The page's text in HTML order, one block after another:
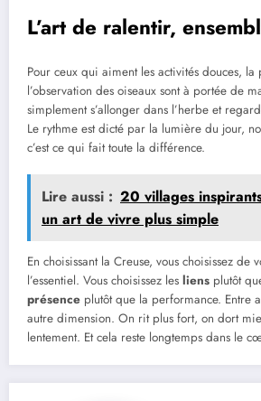
L’art de ralentir,
Pour ceux qui aiment les activités douces, la
l’observation des oiseaux sont à portée de
simplement s’allonger dans l’herbe et
Le rythme est dicté par la lumière du jour,
c’est ce qui fait toute la différence.
Lire aussi : 20 villages
un art de vivre plus simple
En choisissant la Creuse, vous choisissez de
l’essentiel. Vous choisissez les liens plutôt
présence plutôt que la performance. Entre
autre dimension. On rit plus fort, on dort
lentement. Et cela reste longtemps dans le